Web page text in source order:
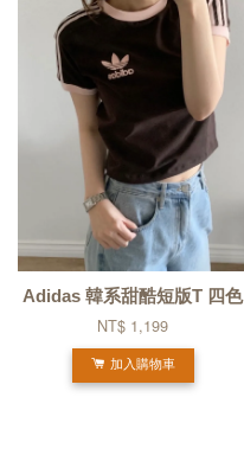
Adidas 韓系甜酷短版T 四色
NT$ 1,199
加入購物車